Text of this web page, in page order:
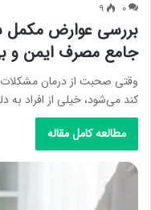
۰ ۹
بررسی عوارض مکمل
جامع مصرف ایمن و
وقتی صحبت از درمان
کند می‌شود، خیلی از افراد به
مطالعه کامل مقاله